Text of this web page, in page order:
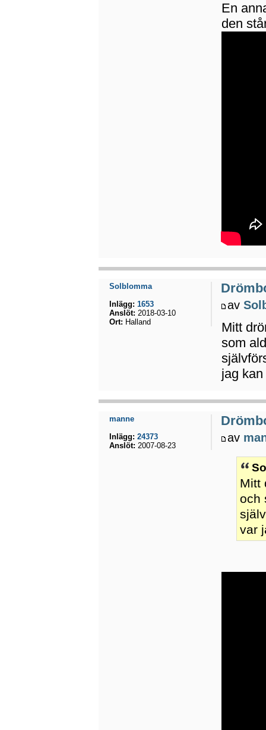
En
den
av
Mitt
som
jag
Solblomma
Inlägg: 1653
Anslöt: 2018-03-10
Ort: Halland
av
Mitt
och
var
manne
Inlägg: 24373
Anslöt: 2007-08-23